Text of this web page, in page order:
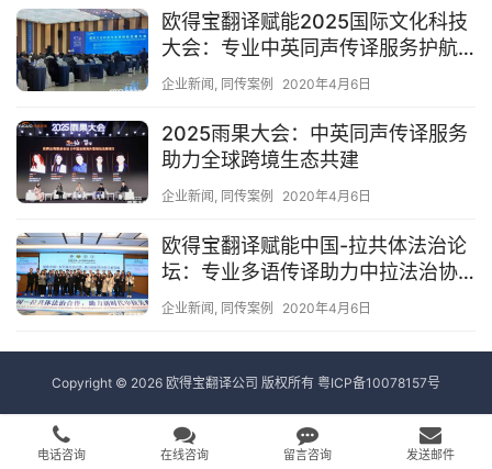
欧得宝翻译赋能2025国际文化科技
大会：专业中英同声传译服务护航
跨国思想交融
企业新闻 同传案例 2020年4月6日
2025雨果大会：中英同声传译服务
助力全球跨境生态共建
企业新闻 同传案例 2020年4月6日
欧得宝翻译赋能中国-拉共体法治论
坛：专业多语传译助力中拉法治协
作新篇章
企业新闻 同传案例 2020年4月6日
Copyright © 2026 欧得宝翻译公司 版权所有 粤ICP备10078157号
电话咨询 在线咨询 留言咨询 发送邮件